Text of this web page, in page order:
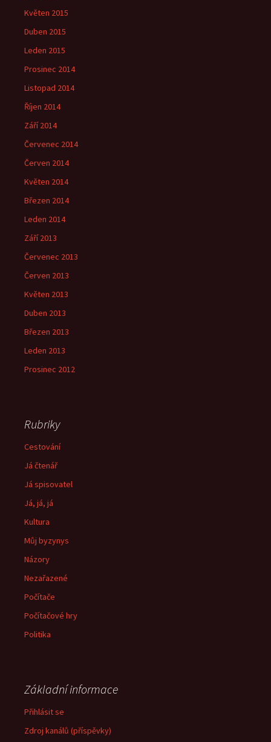
Květen 2015
Duben 2015
Leden 2015
Prosinec 2014
Listopad 2014
Říjen 2014
Září 2014
Červenec 2014
Červen 2014
Květen 2014
Březen 2014
Leden 2014
Září 2013
Červenec 2013
Červen 2013
Květen 2013
Duben 2013
Březen 2013
Leden 2013
Prosinec 2012
Rubriky
Cestování
Já čtenář
Já spisovatel
Já, já, já
Kultura
Můj byzynys
Názory
Nezařazené
Počítače
Počítačové hry
Politika
Základní informace
Přihlásit se
Zdroj kanálů (příspěvky)